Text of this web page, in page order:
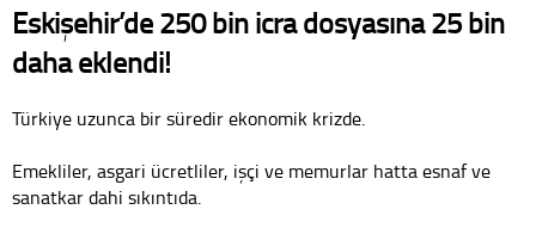
Eskişehir’de 250 bin icra dosyasına 25 bin
daha eklendi!
Türkiye uzunca bir süredir ekonomik krizde.
Emekliler, asgari ücretliler, işçi ve memurlar hatta esnaf ve
sanatkar dahi sıkıntıda.